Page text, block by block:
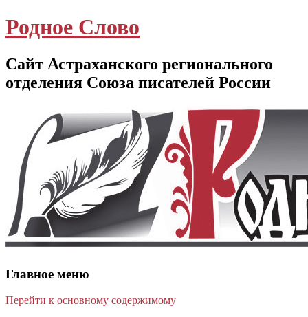
Родное Слово
Сайт Астраханского регионального
отделения Союза писателей России
Главное меню
Перейти к основному содержимому